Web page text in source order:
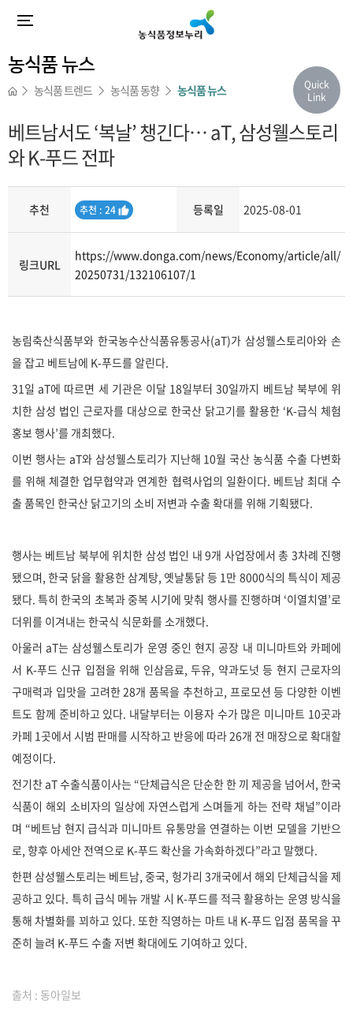
농식품 뉴스
농식품 트렌드 농식품 동향 농식품 뉴스
베트남서도 ‘복날’ 챙긴다… aT, 삼성웰스토리
와 K-푸드 전파
추천
추
추천 : 24 등록일 2025-08-01
링크URL
https://www.donga.com/news/Economy/article/all/
20250731/132106107/1
농림축산식품부와 한국농수산식품유통공사(aT)가 삼성웰스토리아와 손
을 잡고 베트남에 K-푸드를 알린다.
31일 aT에 따르면 세 기관은 이달 18일부터 30일까지 베트남 북부에 위
치한 삼성 법인 근로자를 대상으로 한국산 닭고기를 활용한 ‘K-급식 체험
홍보 행사’를 개최했다.
이번 행사는 aT와 삼성웰스토리가 지난해 10월 국산 농식품 수출 다변화
를 위해 체결한 업무협약과 연계한 협력사업의 일환이다. 베트남 최대 수
출 품목인 한국산 닭고기의 소비 저변과 수출 확대를 위해 기획됐다.
행사는 베트남 북부에 위치한 삼성 법인 내 9개 사업장에서 총 3차례 진행
됐으며, 한국 닭을 활용한 삼계탕, 옛날통닭 등 1만 8000식의 특식이 제공
됐다. 특히 한국의 초복과 중복 시기에 맞춰 행사를 진행하며 ‘이열치열’로
더위를 이겨내는 한국식 식문화를 소개했다.
아울러 aT는 삼성웰스토리가 운영 중인 현지 공장 내 미니마트와 카페에
서 K-푸드 신규 입점을 위해 인삼음료, 두유, 약과도넛 등 현지 근로자의
구매력과 입맛을 고려한 28개 품목을 추천하고, 프로모션 등 다양한 이벤
트도 함께 준비하고 있다. 내달부터는 이용자 수가 많은 미니마트 10곳과
카페 1곳에서 시범 판매를 시작하고 반응에 따라 26개 전 매장으로 확대할
예정이다.
전기찬 aT 수출식품이사는 “단체급식은 단순한 한 끼 제공을 넘어서, 한국
식품이 해외 소비자의 일상에 자연스럽게 스며들게 하는 전략 채널”이라
며 “베트남 현지 급식과 미니마트 유통망을 연결하는 이번 모델을 기반으
로, 향후 아세안 전역으로 K-푸드 확산을 가속화하겠다”라고 말했다.
한편 삼성웰스토리는 베트남, 중국, 헝가리 3개국에서 해외 단체급식을 제
공하고 있다. 특히 급식 메뉴 개발 시 K-푸드를 적극 활용하는 운영 방식을
통해 차별화를 꾀하고 있다. 또한 직영하는 마트 내 K-푸드 입점 품목을 꾸
준히 늘려 K-푸드 수출 저변 확대에도 기여하고 있다.
출처 : 동아일보
Quick
Link